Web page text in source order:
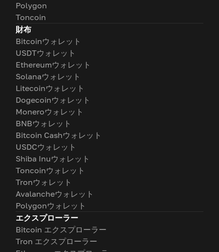
Polygon
Toncoin
財布
Bitcoinウォレット
USDTウォレット
Ethereumウォレット
Solanaウォレット
Litecoinウォレット
Dogecoinウォレット
Moneroウォレット
BNBウォレット
Bitcoin Cashウォレット
USDCウォレット
Shiba Inuウォレット
Toncoinウォレット
Tronウォレット
Avalancheウォレット
Polygonウォレット
エクスプローラー
Bitcoin エクスプローラー
Tron エクスプローラー